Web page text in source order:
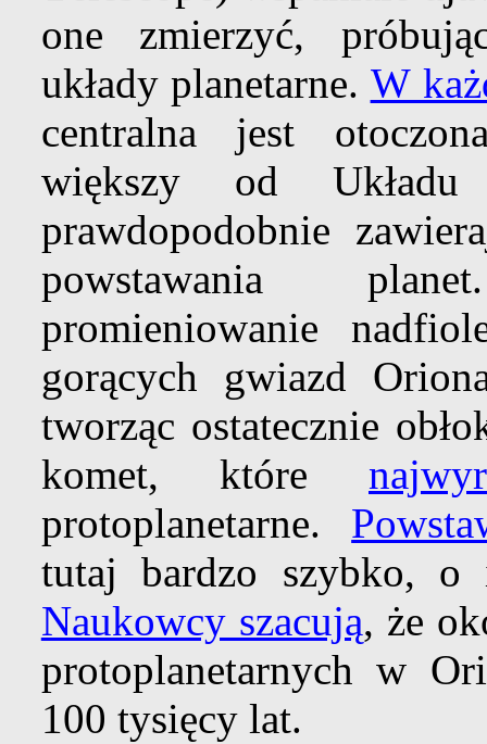
one zmierzyć,
układy planetarne. W
centralna jest
większy od Układu
prawdopodobnie
powstawania
promieniowanie
gorących gwiazd
tworząc ostatecznie
komet, które
protoplanetarne.
tutaj bardzo szybko,
Naukowcy szacują, że
protoplanetarnych w
100 tysięcy lat.